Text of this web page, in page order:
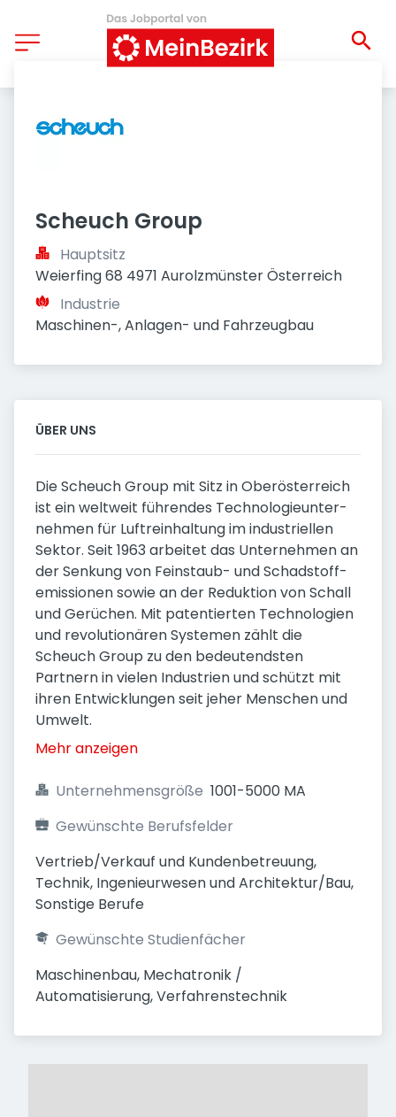
Scheuch Group
Hauptsitz
Weierfing 68 4971 Aurolzmünster Österreich
Industrie
Maschinen-, Anlagen- und Fahrzeugbau
ÜBER UNS
Die Scheuch Group mit Sitz in Ober­österreich
ist ein welt­weit führendes Technologie­unter­
nehmen für Luftreinhaltung im industriellen
Sektor. Seit 1963 arbeitet das Unternehmen an
der Senkung von Feinstaub- und Schad­stoff­
emis­sionen sowie an der Reduktion von Schall
und Gerüchen. Mit patentierten Technologien
und revolutio­nären Systemen zählt die
Scheuch Group zu den bedeutend­sten
Partnern in vielen Industrien und schützt mit
ihren Entwicklungen seit jeher Menschen und
Umwelt.
Mehr anzeigen
Unternehmensgröße 1001-5000 MA
Gewünschte Berufsfelder
Vertrieb/Verkauf und Kundenbetreuung,
Technik, Ingenieurwesen und Architektur/Bau,
Sonstige Berufe
Gewünschte Studienfächer
Maschinenbau, Mechatronik /
Automatisierung, Verfahrenstechnik